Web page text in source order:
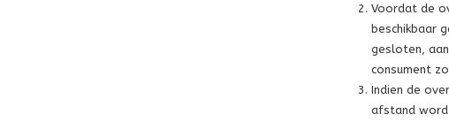
Voordat de
beschikbaar
gesloten,
consument
Indien de
afstand